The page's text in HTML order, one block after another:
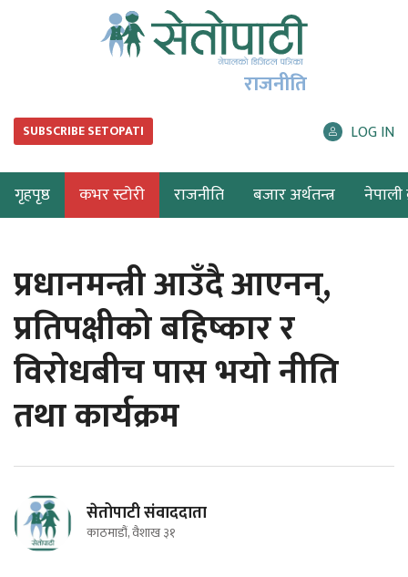
राजनीति
SUBSCRIBE SETOPATI LOG IN
गृहपृष्ठ कभर स्टोरी राजनीति बजार अर्थतन्त्र नेपाली
प्रधानमन्त्री आउँदै आएनन्,
प्रतिपक्षीको बहिष्कार र
विरोधबीच पास भयो नीति
तथा कार्यक्रम
सेतोपाटी संवाददाता
काठमाडौं, वैशाख ३१